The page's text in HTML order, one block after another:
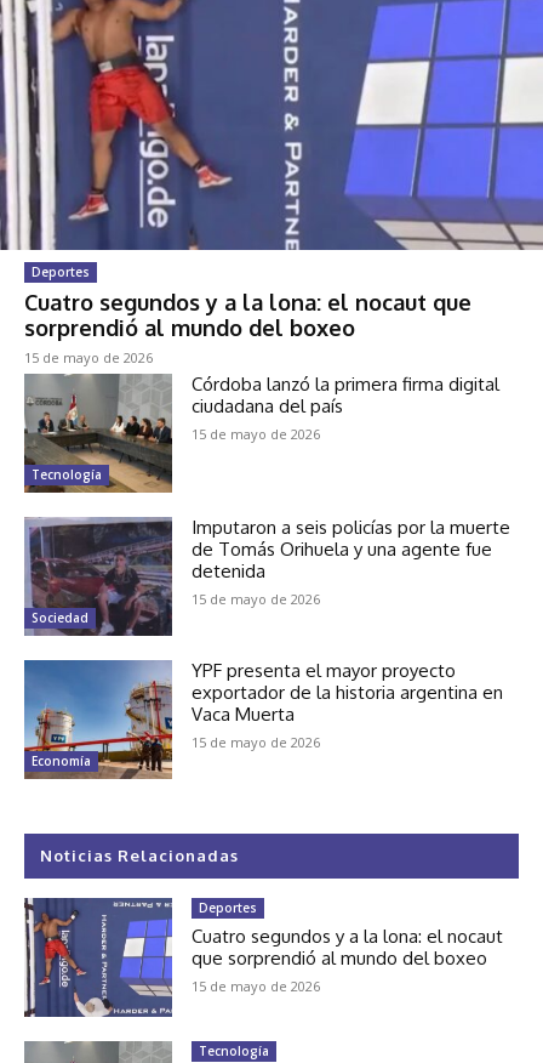
Deportes
Cuatro segundos y a la lona: el nocaut que
sorprendió al mundo del boxeo
15 de mayo de 2026
Tecnología
Córdoba lanzó la primera firma digital
ciudadana del país
15 de mayo de 2026
Sociedad
Imputaron a seis policías por la muerte
de Tomás Orihuela y una agente fue
detenida
15 de mayo de 2026
Economía
YPF presenta el mayor proyecto
exportador de la historia argentina en
Vaca Muerta
15 de mayo de 2026
Noticias Relacionadas
Deportes
Cuatro segundos y a la lona: el nocaut
que sorprendió al mundo del boxeo
15 de mayo de 2026
Tecnología